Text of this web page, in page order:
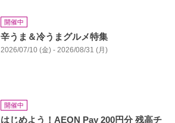
開催中
辛うま＆冷うまグルメ特集
2026/07/10 (金) - 2026/08/31 (月)
開催中
はじめよう！AEON Pay 200円分 残高チ